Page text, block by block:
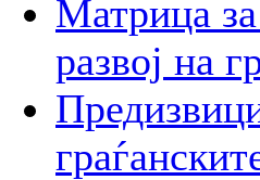
Матрица
развој на